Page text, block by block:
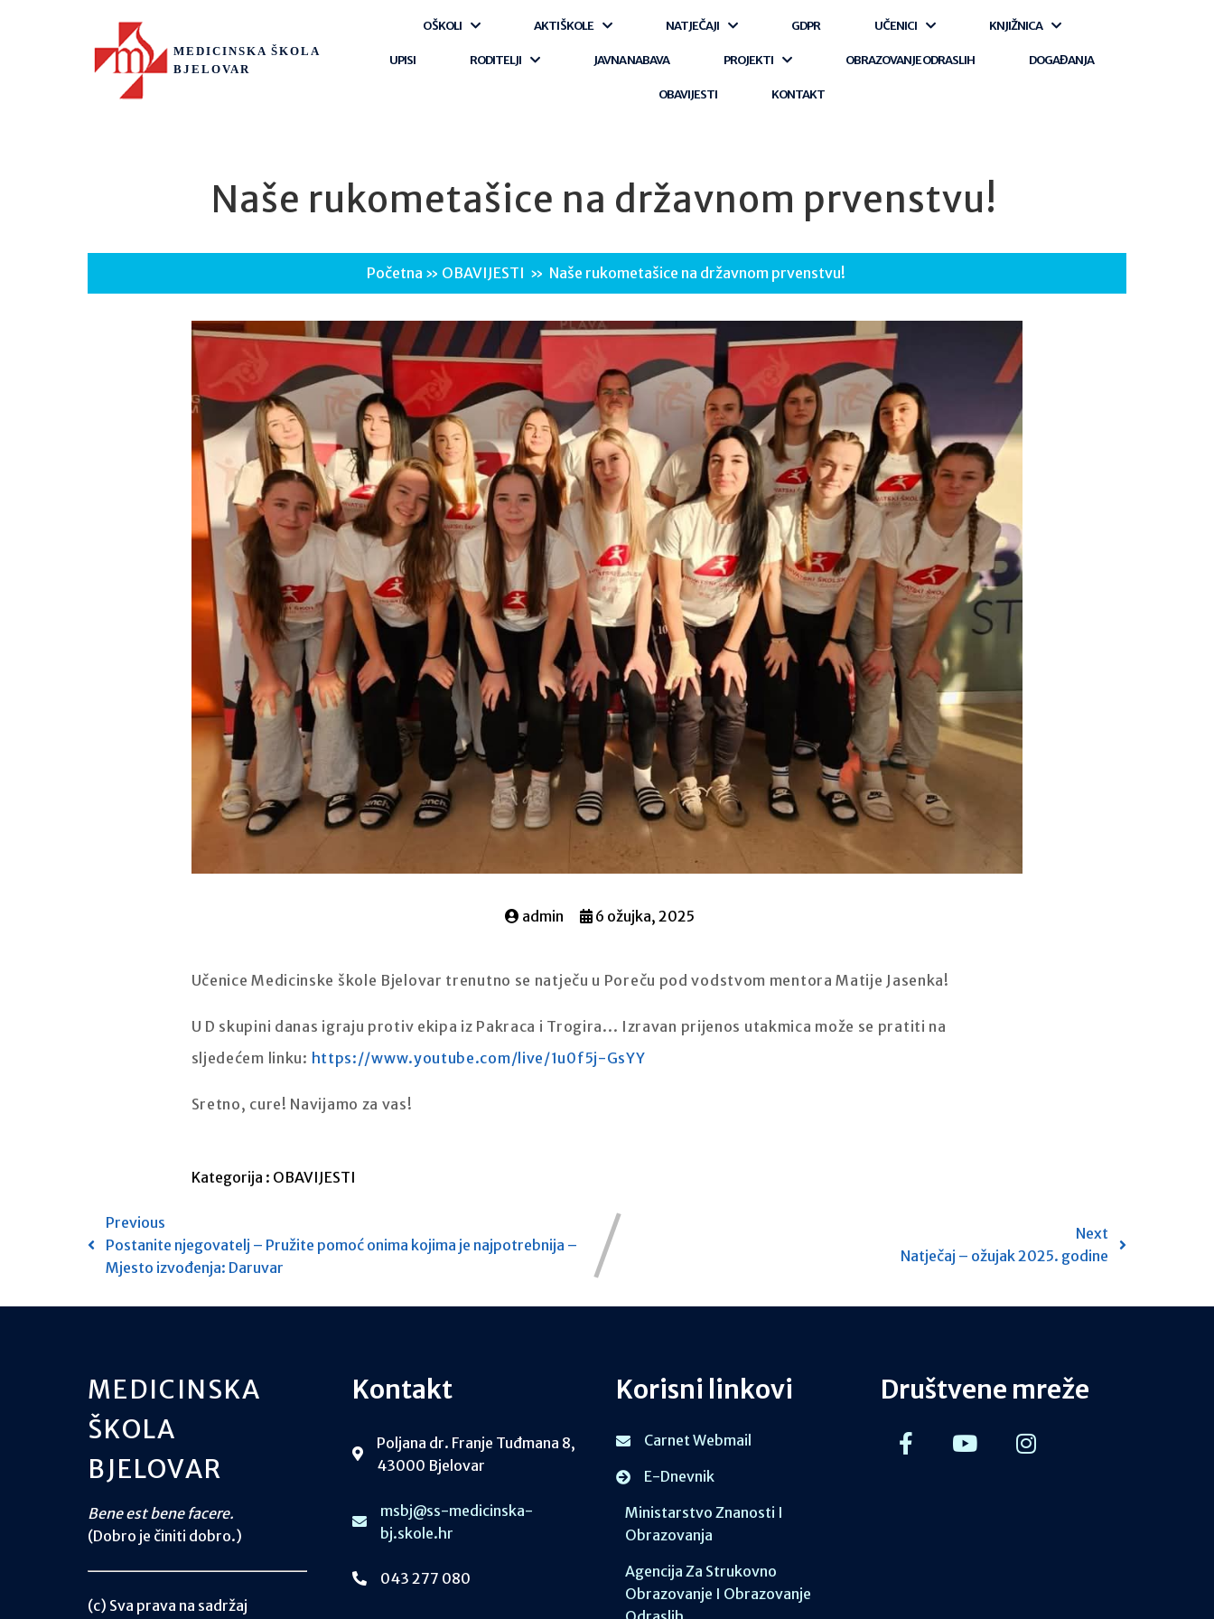
MEDICINSKA ŠKOLA
BJELOVAR
O ŠKOLI AKTI ŠKOLE NATJEČAJI GDPR UČENICI KNJIŽNICA
UPISI RODITELJI JAVNA NABAVA PROJEKTI OBRAZOVANJE ODRASLIH DOGAĐANJA
OBAVIJESTI KONTAKT
Naše rukometašice na državnom prvenstvu!
Početna » OBAVIJESTI » Naše rukometašice na državnom prvenstvu!
admin 6 ožujka, 2025
Učenice Medicinske škole Bjelovar trenutno se natječu u Poreču pod vodstvom mentora Matije Jasenka!
U D skupini danas igraju protiv ekipa iz Pakraca i Trogira... Izravan prijenos utakmica može se pratiti na
sljedećem linku: https://www.youtube.com/live/1u0f5j-GsYY
Sretno, cure! Navijamo za vas!
Kategorija : OBAVIJESTI
Previous
Postanite njegovatelj – Pružite pomoć onima kojima je najpotrebnija –
Mjesto izvođenja: Daruvar
Next
Natječaj – ožujak 2025. godine
MEDICINSKA
ŠKOLA
BJELOVAR
Bene est bene facere.
(Dobro je činiti dobro.)
(c) Sva prava na sadržaj
Kontakt
Poljana dr. Franje Tuđmana 8,
43000 Bjelovar
msbj@ss-medicinska-
bj.skole.hr
043 277 080
Korisni linkovi
Carnet Webmail
E-Dnevnik
Ministarstvo Znanosti I
Obrazovanja
Agencija Za Strukovno
Obrazovanje I Obrazovanje
Društvene mreže